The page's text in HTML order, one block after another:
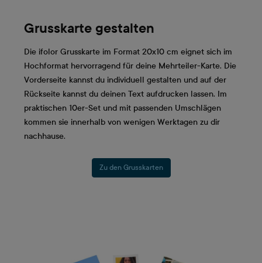
Grusskarte gestalten
Die ifolor Grusskarte im Format 20x10 cm eignet sich im
Hochformat hervorragend für deine Mehrteiler-Karte. Die
Vorderseite kannst du individuell gestalten und auf der
Rückseite kannst du deinen Text aufdrucken lassen. Im
praktischen 10er-Set und mit passenden Umschlägen
kommen sie innerhalb von wenigen Werktagen zu dir
nachhause.
Zu den Grusskarten